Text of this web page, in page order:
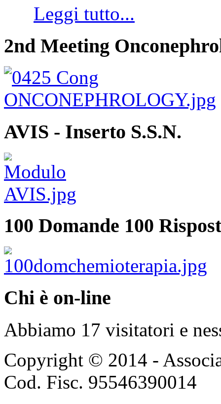
Leggi tutto...
2nd Meeting
AVIS - Inserto S.S.N.
100 Domande 100
Chi è on-line
Abbiamo 17 visitatori e
Copyright © 2014 -
Cod. Fisc. 95546390014